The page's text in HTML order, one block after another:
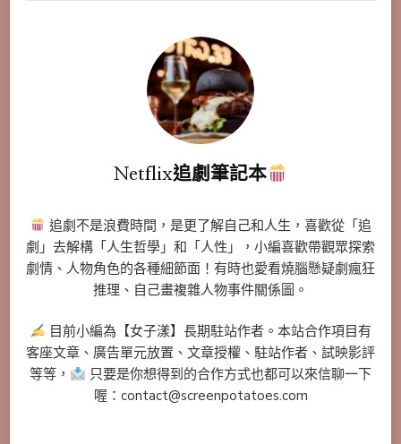
Netflix追劇筆記本
追劇不是浪費時間，是更了解自己和人生，喜歡從「追
劇」去解構「人生哲學」和「人性」，小編喜歡帶觀眾探索
劇情、人物角色的各種細節面！有時也愛看燒腦懸疑劇瘋狂
推理、自己畫複雜人物事件關係圖。
目前小編為【女子漾】長期駐站作者。本站合作項目有
客座文章、廣告單元放置、文章授權、駐站作者、試映影評
等等，
只要是你想得到的合作方式也都可以來信聊一下
喔：contact@screenpotatoes.com